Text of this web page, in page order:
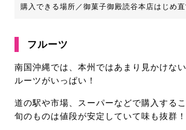
購入できる場所／御菓子御殿読谷本店はじめ
フルーツ
南国沖縄では、本州ではあまり見かけな
ルーツがいっぱい！
道の駅や市場、スーパーなどで購入する
旬のものは値段が安定していて味も抜群！